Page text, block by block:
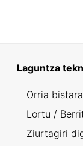
Laguntza
Orria
Lortu /
Ziurtagiri